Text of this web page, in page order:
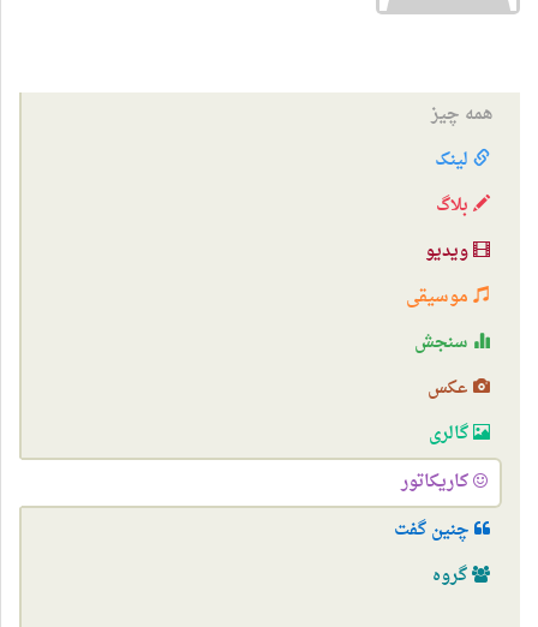
همه چیز
لینک
بلاگ
ویدیو
موسیقی
سنجش
عکس
گالری
کاریکاتور
چنین گفت
گروه